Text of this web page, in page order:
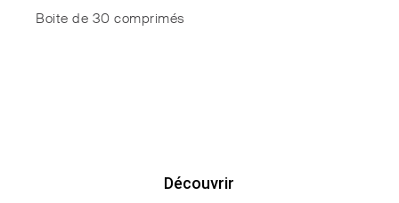
Boite de 30 comprimés
Découvrir